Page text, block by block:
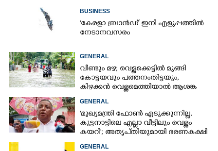
BUSINESS
"കേരളാ ബ്രാൻഡ്" ഇനി എളുപ്പത്തിൽ
നേടാനവസരം
GENERAL
വീണ്ടും മഴ; വെള്ളക്കെട്ടിൽ മുങ്ങി
കോട്ടയവും പത്തനംതിട്ടയും,
കിഴക്കൻ വെള്ളമെത്തിയാൽ ആശങ്ക
GENERAL
'മുഖ്യമന്ത്രി ഫോൺ എടുക്കുന്നില്ല,
കുട്ടനാട്ടിലെ എല്ലാ വീട്ടിലും വെള്ളം
കയറി'; അതൃപ്‌തിയുമായി ഭരണകക്ഷി
GENERAL